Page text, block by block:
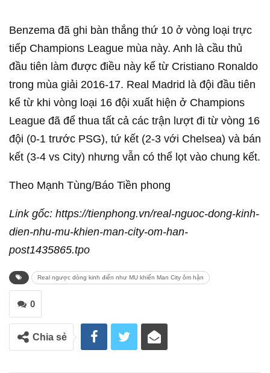
Benzema đã ghi bàn thắng thứ 10 ở vòng loại trực
tiếp Champions League mùa này. Anh là cầu thủ
đầu tiên làm được điều này kể từ Cristiano Ronaldo
trong mùa giải 2016-17. Real Madrid là đội đầu tiên
kể từ khi vòng loại 16 đội xuất hiện ở Champions
League đã để thua tất cả các trận lượt đi từ vòng 16
đội (0-1 trước PSG), tứ kết (2-3 với Chelsea) và bán
kết (3-4 vs City) nhưng vẫn có thể lọt vào chung kết.
Theo Mạnh Tùng/Báo Tiền phong
Link gốc: https://tienphong.vn/real-nguoc-dong-kinh-
dien-nhu-mu-khien-man-city-om-han-
post1435865.tpo
Real ngược dòng kinh điển như MU khiến Man City ôm hận
0
Chia sẻ